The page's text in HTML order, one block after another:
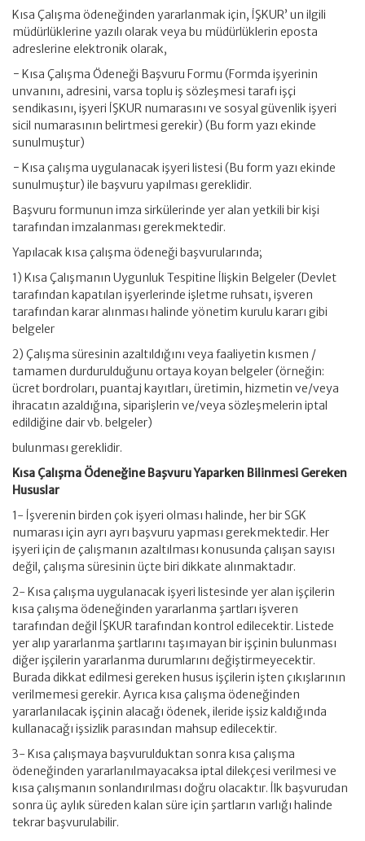
Kısa Çalışma ödeneğinden yararlanmak için, İŞKUR’ un ilgili
müdürlüklerine yazılı olarak veya bu müdürlüklerin eposta
adreslerine elektronik olarak,
− Kısa Çalışma Ödeneği Başvuru Formu (Formda işyerinin
unvanını, adresini, varsa toplu iş sözleşmesi tarafı işçi
sendikasını, işyeri İŞKUR numarasını ve sosyal güvenlik işyeri
sicil numarasının belirtmesi gerekir) (Bu form yazı ekinde
sunulmuştur)
− Kısa çalışma uygulanacak işyeri listesi (Bu form yazı ekinde
sunulmuştur) ile başvuru yapılması gereklidir.
Başvuru formunun imza sirkülerinde yer alan yetkili bir kişi
tarafından imzalanması gerekmektedir.
Yapılacak kısa çalışma ödeneği başvurularında;
1) Kısa Çalışmanın Uygunluk Tespitine İlişkin Belgeler (Devlet
tarafından kapatılan işyerlerinde işletme ruhsatı, işveren
tarafından karar alınması halinde yönetim kurulu kararı gibi
belgeler
2) Çalışma süresinin azaltıldığını veya faaliyetin kısmen /
tamamen durdurulduğunu ortaya koyan belgeler (örneğin:
ücret bordroları, puantaj kayıtları, üretimin, hizmetin ve/veya
ihracatın azaldığına, siparişlerin ve/veya sözleşmelerin iptal
edildiğine dair vb. belgeler)
bulunması gereklidir.
Kısa Çalışma Ödeneğine Başvuru Yaparken Bilinmesi Gereken
Hususlar
1- İşverenin birden çok işyeri olması halinde, her bir SGK
numarası için ayrı ayrı başvuru yapması gerekmektedir. Her
işyeri için de çalışmanın azaltılması konusunda çalışan sayısı
değil, çalışma süresinin üçte biri dikkate alınmaktadır.
2- Kısa çalışma uygulanacak işyeri listesinde yer alan işçilerin
kısa çalışma ödeneğinden yararlanma şartları işveren
tarafından değil İŞKUR tarafından kontrol edilecektir. Listede
yer alıp yararlanma şartlarını taşımayan bir işçinin bulunması
diğer işçilerin yararlanma durumlarını değiştirmeyecektir.
Burada dikkat edilmesi gereken husus işçilerin işten çıkışlarının
verilmemesi gerekir. Ayrıca kısa çalışma ödeneğinden
yararlanılacak işçinin alacağı ödenek, ileride işsiz kaldığında
kullanacağı işsizlik parasından mahsup edilecektir.
3- Kısa çalışmaya başvurulduktan sonra kısa çalışma
ödeneğinden yararlanılmayacaksa iptal dilekçesi verilmesi ve
kısa çalışmanın sonlandırılması doğru olacaktır. İlk başvurudan
sonra üç aylık süreden kalan süre için şartların varlığı halinde
tekrar başvurulabilir.